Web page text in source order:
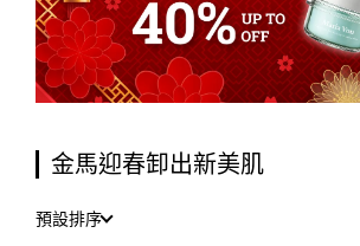
金馬迎春卸出新美肌
預設排序